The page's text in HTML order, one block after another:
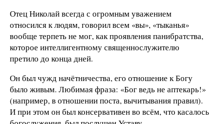
Отец Николай всегда с огромным уважением
относился к людям, говорил всем «вы», «тыканья»
вообще терпеть не мог, как проявления панибратства,
которое интеллигентному священнослужителю
претило до конца дней.
Он был чужд начётничества, его отношение к Богу
было живым. Любимая фраза: «Бог ведь не аптекарь!»
(например, в отношении поста, вычитывания правил).
И при этом он был консервативен во всём, что касалось